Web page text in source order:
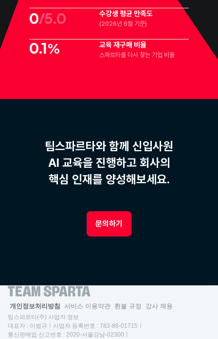
0/5.0 수강생 평균 만족도
(2026년 6월 기준)
0.1% 교육 재구매 비율
스파르타를 다시 찾는 기업 비율
팀스파르타와 함께 신입사원
AI 교육을 진행하고 회사의
핵심 인재를 양성해보세요.
문의하기
개인정보처리방침 서비스 이용약관 환불 규정 강사 채용
팀스파르타(주) 사업자 정보
대표자 : 이범규ㅣ사업자 등록번호 : 783-86-01715ㅣ
통신판매업 신고번호 : 2020-서울강남-02300ㅣ